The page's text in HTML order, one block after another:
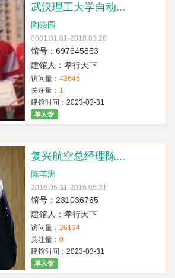
武汉理工大学自动...
陶崇园
0001.01.01-2018.03.26
馆号：697645853
建馆人：孝行天下
访问量： 43645
关注量： 1
建馆时间：2023-03-31
单人馆
复兴航空总经理陈...
陈苇洲
2016.05.31-2016.05.31
馆号：231036765
建馆人：孝行天下
访问量： 26134
关注量： 0
建馆时间：2023-03-31
单人馆